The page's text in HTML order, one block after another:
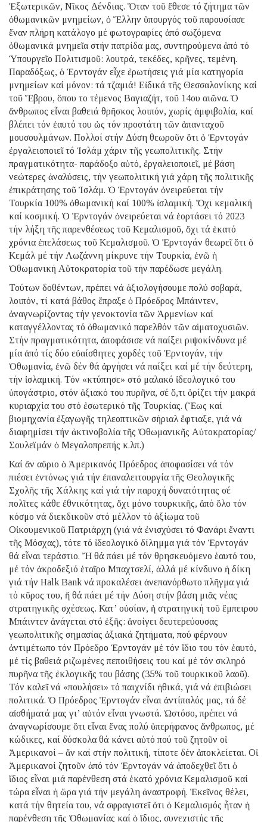
Ἐξωτερικῶν, Νῖκος Δένδιας. Ὅταν τοῦ ἔθεσε τό ζήτημα τῶν
ὀθωμανικῶν μνημείων, ὁ Ἕλλην ὑπουργός τοῦ παρουσίασε
ἕναν πλήρη κατάλογο μέ φωτογραφίες ἀπό σωζόμενα
ὀθωμανικά μνημεῖα στήν πατρίδα μας, συντηρούμενα ἀπό τό
Ὑπουργεῖο Πολιτισμοῦ: λουτρά, τεκέδες, κρῆνες, τεμένη.
Παραδόξως, ὁ Ἐρντογάν εἶχε ἐρωτήσεις γιά μία κατηγορία
μνημείων καί μόνον: τά τζαμιά! Εἰδικά τῆς Θεσσαλονίκης καί
τοῦ Ἕβρου, ὅπου το τέμενος Βαγιαζήτ, τοῦ 14ου αιῶνα. Ὁ
ἄνθρωπος εἶναι βαθειά θρῆσκος λοιπόν, χωρίς ἀμφιβολία, καί
βλέπει τόν ἑαυτό του ὡς τόν προστάτη τῶν ἁπανταχοῦ
μουσουλμάνων. Πολλοί στήν Δύση θεωροῦν ὅτι ὁ Ἐρντογάν
ἐργαλειοποιεῖ τό Ἰσλάμ χάριν τῆς γεωπολιτικῆς. Στήν
πραγματικότητα- παράδοξο αὐτό, ἐργαλειοποιεῖ, μέ βάση
νεώτερες ἀναλύσεις, τήν γεωπολιτική γιά χάρη τῆς πολιτικῆς
ἐπικράτησης τοῦ Ἰσλάμ. Ὁ Ἐρντογάν ὀνειρεύεται τήν
Τουρκία 100% ὀθωμανική καί 100% ἰσλαμική. Ὄχι κεμαλική
καί κοσμική. Ὁ Ἐρντογάν ὀνειρεύεται νά ἑορτάσει τό 2023
τήν λήξη τῆς παρενθέσεως τοῦ Κεμαλισμοῦ, ὄχι τά ἑκατό
χρόνια ἐπελάσεως τοῦ Κεμαλισμοῦ. Ὁ Ἐρντογάν θεωρεῖ ὅτι ὁ
Κεμάλ μέ τήν Λωζάννη μίκρυνε τήν Τουρκία, ἐνῶ ἡ
Ὀθωμανική Αὐτοκρατορία τοῦ τήν παρέδωσε μεγάλη.
Τούτων δοθέντων, πρέπει νά ἀξιολογήσουμε πολύ σοβαρά,
λοιπόν, τί κατά βάθος ἔπραξε ὁ Πρόεδρος Μπάιντεν,
ἀναγνωρίζοντας τήν γενοκτονία τῶν Ἀρμενίων καί
καταγγέλλοντας τό ὀθωμανικό παρελθόν τῶν αἱματοχυσιῶν.
Στήν πραγματικότητα, ἀποφάσισε νά παίξει ριψοκίνδυνα μέ
μία ἀπό τίς δύο εὐαίσθητες χορδές τοῦ Ἐρντογάν, τήν
Ὀθωμανία, ἐνῶ δέν θά ἀργήσει νά παίξει καί μέ τήν δεύτερη,
τήν ἰσλαμική. Τόν «κτύπησε» στό μαλακό ἰδεολογικό του
ὑπογάστριο, στόν ἀξιακό του πυρῆνα, σέ ὅ,τι ὁρίζει τήν μακρά
κυριαρχία του στό ἐσωτερικό τῆς Τουρκίας. (Ἕως καί
βιομηχανία ἐξαγωγῆς τηλεοπτικῶν σήριαλ ἔφτιαξε, γιά νά
διαφημίσει τήν ἀκτινοβολία τῆς Ὀθωμανικῆς Αὐτοκρατορίας/
Σουλεϊμάν ὁ Μεγαλοπρεπής κ.λπ.)
Καί ἄν αὔριο ὁ Ἀμερικανός Πρόεδρος ἀποφασίσει νά τόν
πιέσει ἐντόνως γιά τήν ἐπαναλειτουργία τῆς Θεολογικῆς
Σχολῆς τῆς Χάλκης καί γιά τήν παροχή δυνατότητας σέ
πολῖτες κάθε ἐθνικότητας, ὄχι μόνο τουρκικῆς, ἀπό ὅλο τόν
κόσμο νά διεκδικοῦν στό μέλλον τό ἀξίωμα τοῦ
Οἰκουμενικοῦ Πατριάρχη (γιά νά ἐνισχύσει τό Φανάρι ἔναντι
τῆς Μόσχας), τότε τό ἰδεολογικό δίλημμα γιά τόν Ἐρντογάν
θά εἶναι τεράστιο. Ἤ θά πάει μέ τόν θρησκευόμενο ἑαυτό του,
μέ τόν ἀκροδεξιό ἑταῖρο Μπαχτσελί, ἀλλά μέ κίνδυνο ἡ δίκη
γιά τήν Ηalk Bank νά προκαλέσει ἀνεπανόρθωτο πλῆγμα γιά
τό κῦρος του, ἤ θά πάει μέ τήν Δύση στήν βάση μιᾶς νέας
στρατηγικῆς σχέσεως. Κατ’ οὐσίαν, ἡ στρατηγική τοῦ ἔμπειρου
Μπάιντεν ἀνάγεται στό ἑξῆς: ἀνοίγει δευτερεύουσας
γεωπολιτικῆς σημασίας ἀξιακά ζητήματα, πού φέρνουν
ἀντιμέτωπο τόν Πρόεδρο Ἐρντογάν μέ τόν ἴδιο του τόν ἑαυτό,
μέ τίς βαθειά ριζωμένες πεποιθήσεις του καί μέ τόν σκληρό
πυρῆνα τῆς ἐκλογικῆς του βάσης (35% τοῦ τουρκικοῦ λαοῦ).
Τόν καλεῖ νά «πουλήσει» τό παιχνίδι ἠθικά, γιά νά ἐπιβιώσει
πολιτικά. Ὁ Πρόεδρος Ἐρντογάν εἶναι ἀντίπαλός μας, τά δέ
αἰσθήματά μας γι’ αὐτόν εἶναι γνωστά. Ὡστόσο, πρέπει νά
ἀναγνωρίσουμε ὅτι εἶναι ἕνας πολύ ὑπερήφανος ἄνθρωπος, μέ
κώδικες, καί δύσκολα θά κάνει αὐτό πού τοῦ ζητοῦν οἱ
Ἀμερικανοί – ἄν καί στήν πολιτική, τίποτε δέν ἀποκλείεται. Οἱ
Ἀμερικανοί ζητοῦν ἀπό τόν Ἐρντογάν νά ἀποδεχθεῖ ὅτι ὁ
ἴδιος εἶναι μιά παρένθεση στά ἑκατό χρόνια Κεμαλισμοῦ καί
τώρα εἶναι ἡ ὥρα γιά τήν μεγάλη ἀναστροφή. Ἐκεῖνος θέλει,
κατά τήν θητεία του, νά σφραγιστεῖ ὅτι ὁ Κεμαλισμός ἦταν ἡ
παρένθεση τῆς Ὀθωμανίας καί ὁ ἴδιος, συνεχιστής τῆς